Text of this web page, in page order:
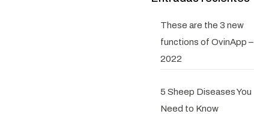
These are the 3 new
functions of OvinApp –
2022
5 Sheep Diseases You
Need to Know